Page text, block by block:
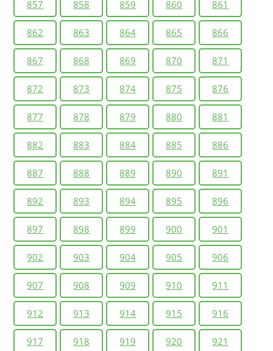
857 858 859 860 861
862 863 864 865 866
867 868 869 870 871
872 873 874 875 876
877 878 879 880 881
882 883 884 885 886
887 888 889 890 891
892 893 894 895 896
897 898 899 900 901
902 903 904 905 906
907 908 909 910 911
912 913 914 915 916
917 918 919 920 921